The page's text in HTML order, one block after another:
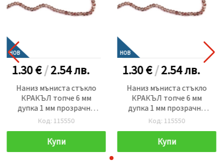
НОВ
1.30 €/2.54лв.
Наниз мъниста стъкло
КРАКЪЛ топче 6 мм
дупка 1 мм прозрачно
цвят бял напръскано с
червна боя ~140 броя
Код: 115550
Купи
НОВ
1.30 €/2.54лв.
Наниз мъниста стъкло
КРАКЪЛ топче 6 мм
дупка 1 мм прозрачно
цвят бял напръскано с
червна боя ~140 броя
Код: 115550
Купи